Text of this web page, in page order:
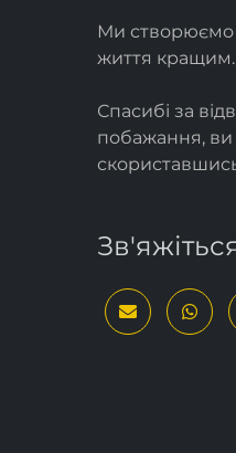
Ми створюємо
життя кращим.
Спасибі за
побажання, ви